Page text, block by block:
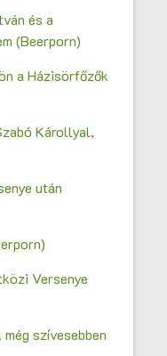
és a
(Beerporn)
a Házisörfőzők
Károllyal,
után
Versenye
szívesebben